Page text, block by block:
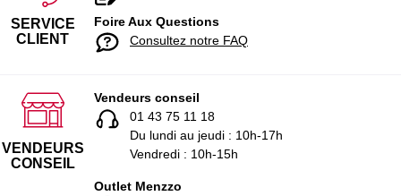
SERVICE
CLIENT
Foire Aux Questions
Consultez notre FAQ
VENDEURS
CONSEIL
Vendeurs conseil
01 43 75 11 18
Du lundi au jeudi : 10h-17h
Vendredi : 10h-15h
Outlet Menzzo